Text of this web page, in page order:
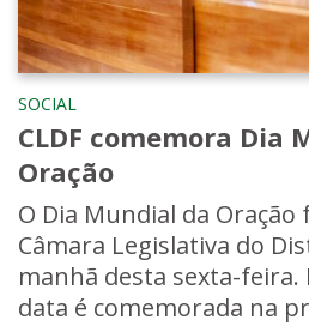
SOCIAL
CLDF comemora Dia
Oração
O Dia Mundial da
Câmara Legislativa do
manhã desta sexta-
data é comemorada na